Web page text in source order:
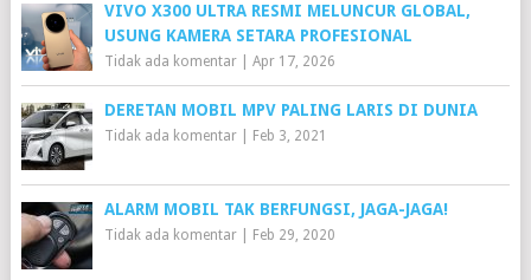
VIVO X300 ULTRA RESMI MELUNCUR GLOBAL,
USUNG KAMERA SETARA PROFESIONAL
Tidak ada komentar| Apr 17, 2026
DERETAN MOBIL MPV PALING LARIS DI DUNIA
Tidak ada komentar| Feb 3, 2021
ALARM MOBIL TAK BERFUNGSI, JAGA-JAGA!
Tidak ada komentar| Feb 29, 2020